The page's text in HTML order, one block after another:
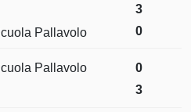
Pallavolo
3
0
Pallavolo
0
3